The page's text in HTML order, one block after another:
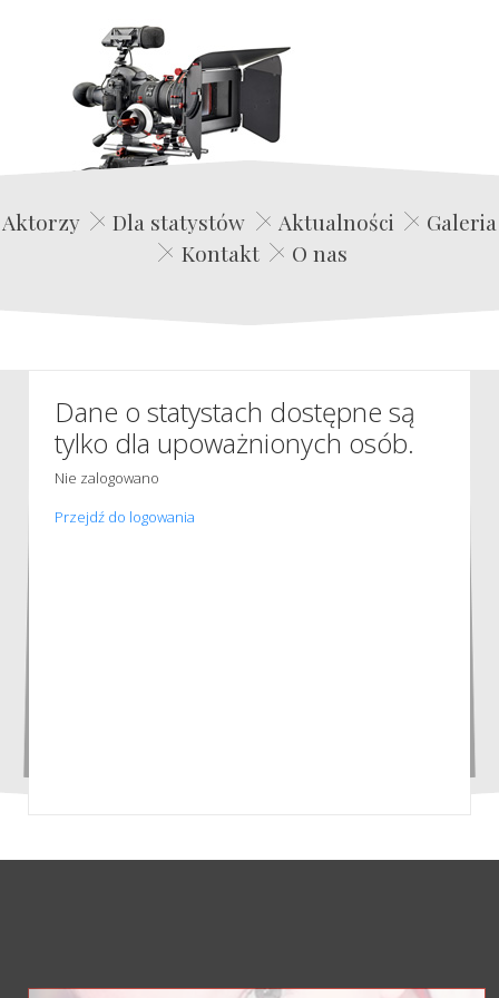
Edwin Film Agencja Aktorska
Aktorzy Dla statystów Aktualności
Galeria
Kontakt
O nas
Dane o statystach dostępne są
tylko dla upoważnionych osób.
Nie zalogowano
Przejdź do logowania